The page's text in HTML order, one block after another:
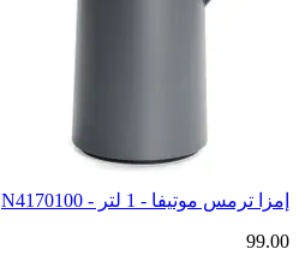
إمزا ترمس موتيفا - 1 لتر - N4170100
99.00